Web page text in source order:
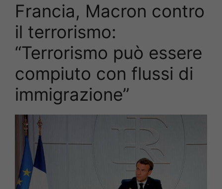
Francia, Macron contro
il terrorismo:
“Terrorismo può essere
compiuto con flussi di
immigrazione”